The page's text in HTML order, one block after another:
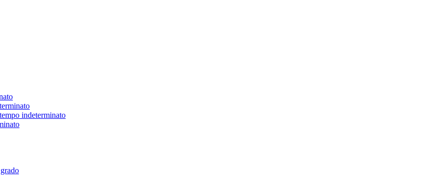
indeterminato